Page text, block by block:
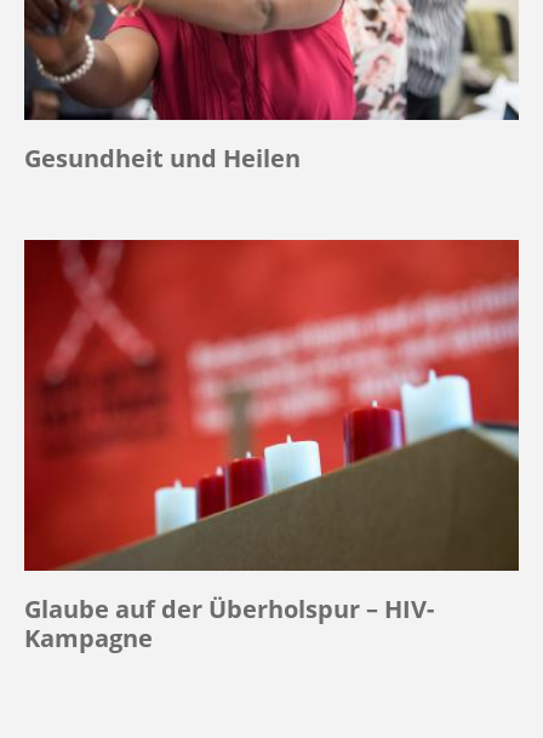
Gesundheit und Heilen
Glaube auf der Überholspur – HIV-
Kampagne